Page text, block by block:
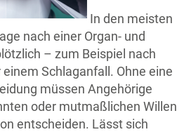
In den meisten
nach einer Organ- und
– zum Beispiel nach
Schlaganfall. Ohne eine
müssen Angehörige
oder mutmaßlichen Willen
entscheiden. Lässt sich